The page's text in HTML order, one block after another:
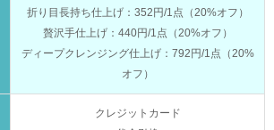
折り目長持ち仕上げ：352円/1点（20%オフ）
贅沢手仕上げ：440円/1点（20%オフ）
ディープクレンジング仕上げ：792円/1点（20%
オフ）
クレジットカード